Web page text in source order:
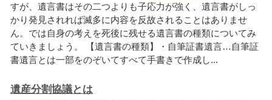
すが、遺言書はその二つよりも子応力が強く、遺言書がしっ
かり発見されれば滅多に内容を反故されることはありませ
ん。では自身の考えを死後に残せる遺言書の種類についてみ
ていきましょう。 【遺言書の種類】・自筆証書遺言…自筆証
書遺言とは一部をのぞいてすべて手書きで作成し...
遺産分割協議とは